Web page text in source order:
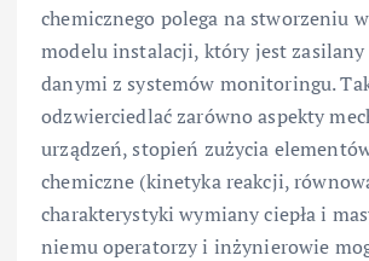
chemicznego polega na stworzeniu
modelu instalacji, który jest zasilany
danymi z systemów monitoringu.
odzwierciedlać zarówno aspekty
urządzeń, stopień zużycia
chemiczne (kinetyka reakcji,
charakterystyki wymiany ciepła i
niemu operatorzy i inżynierowie